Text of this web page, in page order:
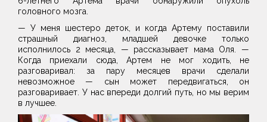
головного мозга.
— У меня шестеро деток, и когда Артему поставили
страшный диагноз, младшей девочке только
исполнилось 2 месяца, — рассказывает мама Оля. —
Когда приехали сюда, Артем не мог ходить, не
разговаривал: за пару месяцев врачи сделали
невозможное — сын может передвигаться, он
разговаривает. У нас впереди долгий путь, но мы верим
в лучшее.